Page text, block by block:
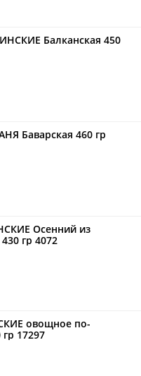
Балканская 450
Баварская 460 гр
Осенний из
гр 4072
овощное по-
17297